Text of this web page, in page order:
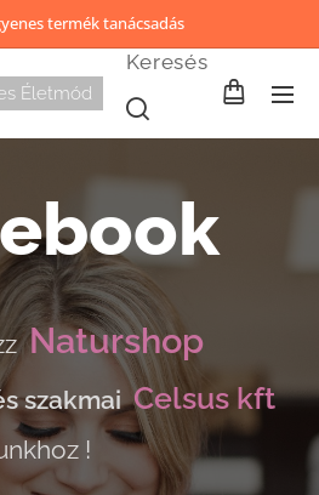
termék tanácsadás
Életmód
Keresés
Naturshop
szakmai Celsus kft
!